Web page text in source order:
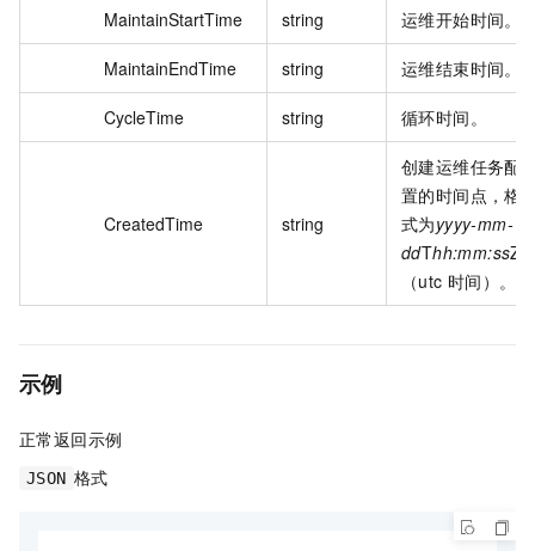
MaintainStartTime string 运维开始时间。
MaintainEndTime string 运维结束时间。
CycleTime string 循环时间。
CreatedTime string
创建运维任务配
置的时间点，格
式为yyyy-mm-
ddThh:mm:ssZ
（utc 时间）。
示例
正常返回示例
JSON 格式